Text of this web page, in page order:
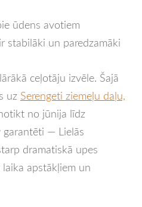
ūdens avotiem
stabilāki un paredzamāki
ceļotāju izvēle. Šajā
uz Serengeti ziemeļu daļu,
no jūnija līdz
garantēti — Lielās
dramatiskā upes
apstākļiem un